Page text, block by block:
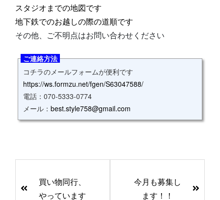
スタジオまでの地図です
地下鉄でのお越しの際の道順です
その他、ご不明点はお問い合わせください
ご連絡方法
コチラのメールフォームが便利です
https://ws.formzu.net/fgen/S63047588/
電話：070‐5333‐0774
メール： best.style758@gmail.com
の
買い物同行、
やっています
今月も募集し
ます！！